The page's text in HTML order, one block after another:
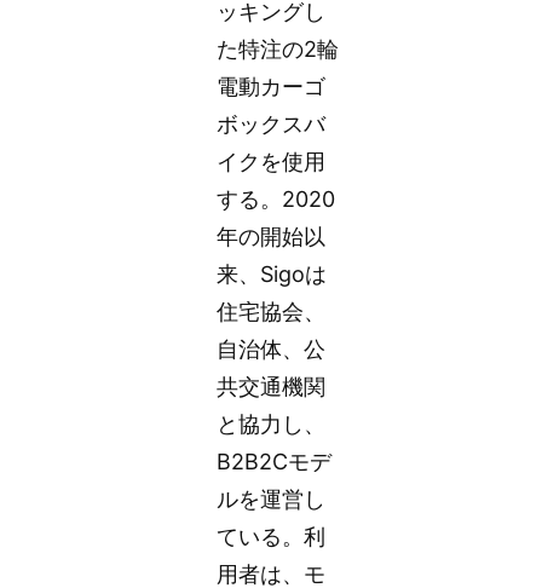
ッキングし
た特注の2輪
電動カーゴ
ボックスバ
イクを使用
する。2020
年の開始以
来、Sigoは
住宅協会、
自治体、公
共交通機関
と協力し、
B2B2Cモデ
ルを運営し
ている。利
用者は、モ